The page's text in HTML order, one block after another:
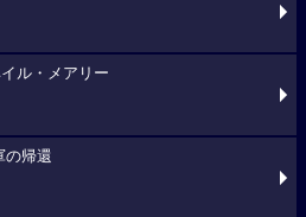
ル・メアリー
の帰還